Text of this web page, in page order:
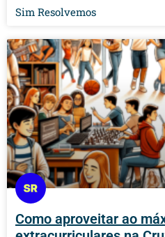
Sim Resolvemos
Como aproveitar ao